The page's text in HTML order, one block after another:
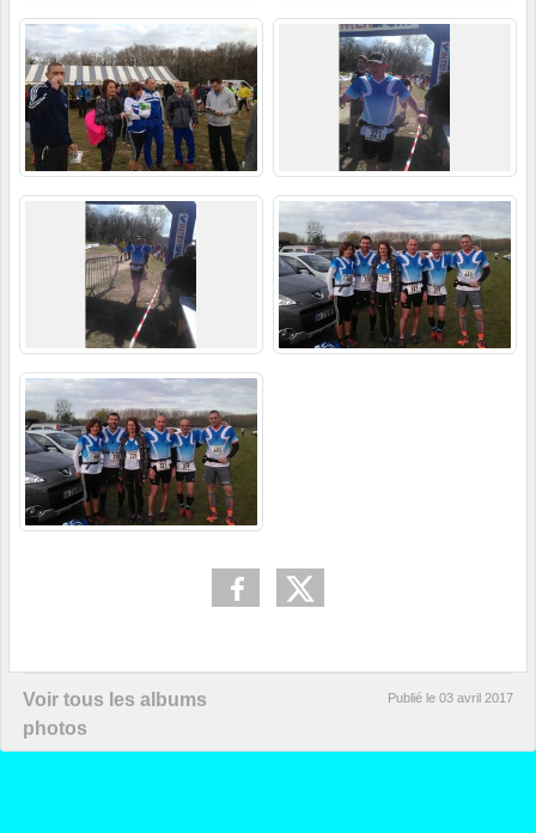
Voir tous les albums
photos
Publié le 03 avril 2017